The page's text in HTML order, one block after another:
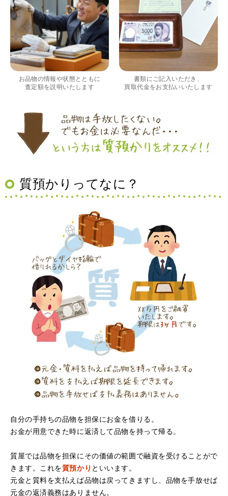
（大阪府大阪市）すごく丁寧に対応して頂きました。 ホー
ムページの皆様の評価がとても良かったので、質屋自体初
めての利用でしたが、対応して頂きました担当の方もすご
く良かったです。 これから質屋をご利用される方は是非オ
ススメです。
（大阪府豊中市）買取査定の流れがとても丁寧でお話がし
やすくとても良い時間になりました!!満足出来る買取です。
（大阪府寝屋川市）質屋さんは初めてて不安でしたが、他
店買い取りより高く思っていた以上の金額で大満足です。
説明もわかりやすく、優しい話し方の対応でとても良かっ
たです。
（大阪府堺市）電話対応の時からとても感じが良くて来店
してもとても優しく、来て良かったです。これからこちら
でお世話になろうと思いました。ありがとうございまし
た。
お品物の情報や状態とともに
査定額を説明いたします
書類にご記入いただき、
買取代金をお支払いいたします
質預かりってなに？
自分の手持ちの品物を担保にお金を借りる。
お金が用意できた時に返済して品物を持って帰る。
質屋では品物を担保にその価値の範囲で融資を受けることがで
きます。これを質預かり といいます。
元金と質料を支払えば品物は戻ってきますし、品物を手放せば
元金の返済義務はありません。